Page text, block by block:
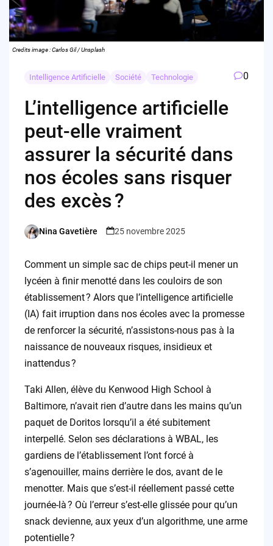
Credits image : Carlos Gil / Unsplash
Intelligence Artificielle Société Technologie 0
L’intelligence artificielle
peut-elle vraiment
assurer la sécurité dans
nos écoles sans risquer
des excès ?
Posted
Nina Gavetière 25 novembre 2025
Comment un simple sac de chips peut-il mener un
lycéen à finir menotté dans les couloirs de son
établissement ? Alors que l’intelligence artificielle
(IA) fait irruption dans nos écoles avec la promesse
de renforcer la sécurité, n’assistons-nous pas à la
naissance de nouveaux risques, insidieux et
inattendus ?
Taki Allen, élève du Kenwood High School à
Baltimore, n’avait rien d’autre dans les mains qu’un
paquet de Doritos lorsqu’il a été subitement
interpellé. Selon ses déclarations à WBAL, les
gardiens de l’établissement l’ont forcé à
s’agenouiller, mains derrière le dos, avant de le
menotter. Mais que s’est-il réellement passé cette
journée-là ? Où l’erreur s’est-elle glissée pour qu’un
snack devienne, aux yeux d’un algorithme, une arme
potentielle ?